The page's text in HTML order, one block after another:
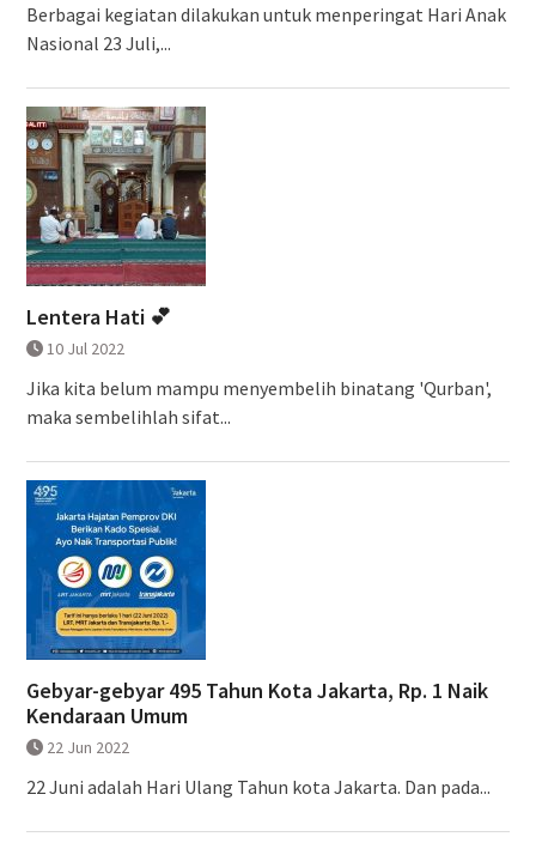
Berbagai kegiatan dilakukan untuk menperingat Hari Anak
Nasional 23 Juli,...
Lentera Hati 💕
10 Jul 2022
Jika kita belum mampu menyembelih binatang 'Qurban',
maka sembelihlah sifat...
Gebyar-gebyar 495 Tahun Kota Jakarta, Rp. 1 Naik
Kendaraan Umum
22 Jun 2022
22 Juni adalah Hari Ulang Tahun kota Jakarta. Dan pada...